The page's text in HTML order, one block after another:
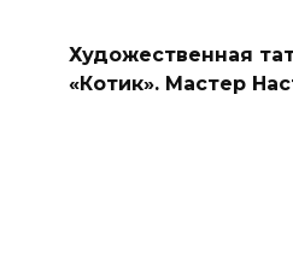
Художественная
«Котик». Мастер